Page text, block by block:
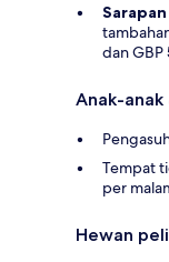
dan GBP
Anak-
Tempat
per
Hewan